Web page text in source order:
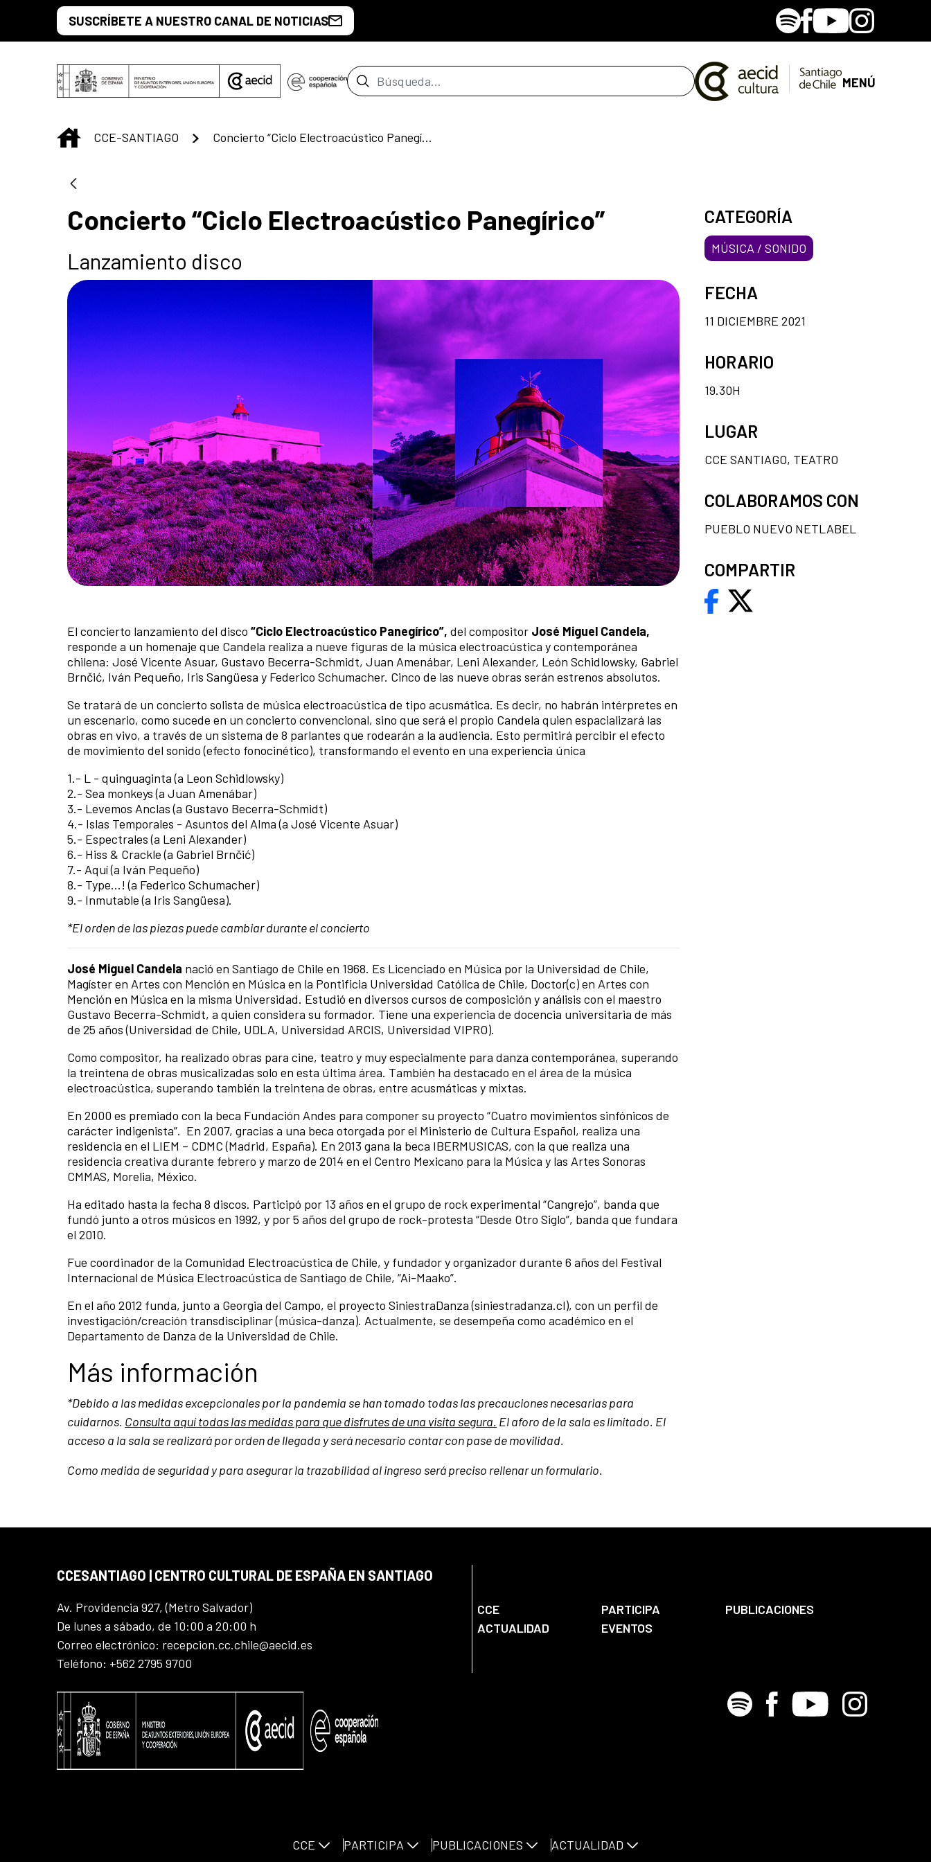
Saltar al contenido principal
SUSCRÍBETE A NUESTRO CANAL DE NOTICIAS SpotifyFacebook
YoutubeInstagram
Barra de búsqueda MENÚ
INICIO
CCE-SANTIAGO Concierto “Ciclo Electroacústico Panegírico”
Concierto “Ciclo Electroacústico Panegírico”
Lanzamiento disco
El concierto lanzamiento del disco “Ciclo Electroacústico Panegírico”, del compositor José Miguel Candela,
responde a un homenaje que Candela realiza a nueve figuras de la música electroacústica y contemporánea
chilena: José Vicente Asuar, Gustavo Becerra-Schmidt, Juan Amenábar, Leni Alexander, León Schidlowsky, Gabriel
Brnčić, Iván Pequeño, Iris Sangüesa y Federico Schumacher. Cinco de las nueve obras serán estrenos absolutos.
Se tratará de un concierto solista de música electroacústica de tipo acusmática. Es decir, no habrán intérpretes en
un escenario, como sucede en un concierto convencional, sino que será el propio Candela quien espacializará las
obras en vivo, a través de un sistema de 8 parlantes que rodearán a la audiencia. Esto permitirá percibir el efecto
de movimiento del sonido (efecto fonocinético), transformando el evento en una experiencia única
1.- L - quinguaginta (a Leon Schidlowsky)
2.- Sea monkeys (a Juan Amenábar)
3.- Levemos Anclas (a Gustavo Becerra-Schmidt)
4.- Islas Temporales - Asuntos del Alma (a José Vicente Asuar)
5.- Espectrales (a Leni Alexander)
6.- Hiss & Crackle (a Gabriel Brnčić)
7.- Aquí (a Iván Pequeño)
8.- Type...! (a Federico Schumacher)
9.- Inmutable (a Iris Sangüesa).
*El orden de las piezas puede cambiar durante el concierto
José Miguel Candela nació en Santiago de Chile en 1968. Es Licenciado en Música por la Universidad de Chile,
Magíster en Artes con Mención en Música en la Pontificia Universidad Católica de Chile, Doctor(c) en Artes con
Mención en Música en la misma Universidad. Estudió en diversos cursos de composición y análisis con el maestro
Gustavo Becerra-Schmidt, a quien considera su formador. Tiene una experiencia de docencia universitaria de más
de 25 años (Universidad de Chile, UDLA, Universidad ARCIS, Universidad VIPRO).
Como compositor, ha realizado obras para cine, teatro y muy especialmente para danza contemporánea, superando
la treintena de obras musicalizadas solo en esta última área. También ha destacado en el área de la música
electroacústica, superando también la treintena de obras, entre acusmáticas y mixtas.
En 2000 es premiado con la beca Fundación Andes para componer su proyecto “Cuatro movimientos sinfónicos de
carácter indigenista”. En 2007, gracias a una beca otorgada por el Ministerio de Cultura Español, realiza una
residencia en el LIEM – CDMC (Madrid, España). En 2013 gana la beca IBERMUSICAS, con la que realiza una
residencia creativa durante febrero y marzo de 2014 en el Centro Mexicano para la Música y las Artes Sonoras
CMMAS, Morelia, México.
Ha editado hasta la fecha 8 discos. Participó por 13 años en el grupo de rock experimental “Cangrejo”, banda que
fundó junto a otros músicos en 1992, y por 5 años del grupo de rock-protesta “Desde Otro Siglo”, banda que fundara
el 2010.
Fue coordinador de la Comunidad Electroacústica de Chile, y fundador y organizador durante 6 años del Festival
Internacional de Música Electroacústica de Santiago de Chile, “Ai-Maako”.
En el año 2012 funda, junto a Georgia del Campo, el proyecto SiniestraDanza (siniestradanza.cl), con un perfil de
investigación/creación transdisciplinar (música-danza). Actualmente, se desempeña como académico en el
Departamento de Danza de la Universidad de Chile.
Más información
*Debido a las medidas excepcionales por la pandemia se han tomado todas las precauciones necesarias para
cuidarnos. Consulta aquí todas las medidas para que disfrutes de una visita segura. El aforo de la sala es limitado. El
acceso a la sala se realizará por orden de llegada y será necesario contar con pase de movilidad.
Como medida de seguridad y para asegurar la trazabilidad al ingreso será preciso rellenar un formulario.
CATEGORÍA
MÚSICA / SONIDO
FECHA
11 DICIEMBRE 2021
HORARIO
19.30H
LUGAR
CCE SANTIAGO, TEATRO
COLABORAMOS CON
PUEBLO NUEVO NETLABEL
COMPARTIR
CCESANTIAGO | CENTRO CULTURAL DE ESPAÑA EN SANTIAGO
Av. Providencia 927, (Metro Salvador)
De lunes a sábado, de 10:00 a 20:00 h
Correo electrónico: recepcion.cc.chile@aecid.es
Teléfono: +562 2795 9700
CCE PARTICIPA
PUBLICACIONES
ACTUALIDAD
EVENTOS
Spotify Facebook
Youtube Instagram
CCE PARTICIPA PUBLICACIONES ACTUALIDAD